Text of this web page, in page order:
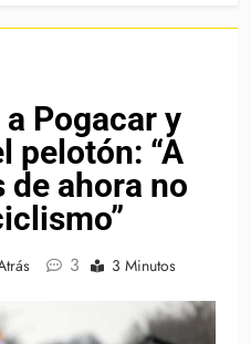
Pogacar y
pelotón: “A
de ahora no
3 3 Minutos